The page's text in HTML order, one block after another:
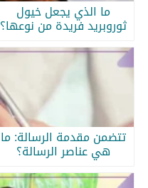
ما الذي يجعل خيول
ثوروبريد فريدة من نوعها؟
تتضمن مقدمة الرسالة: ما
هي عناصر الرسالة؟